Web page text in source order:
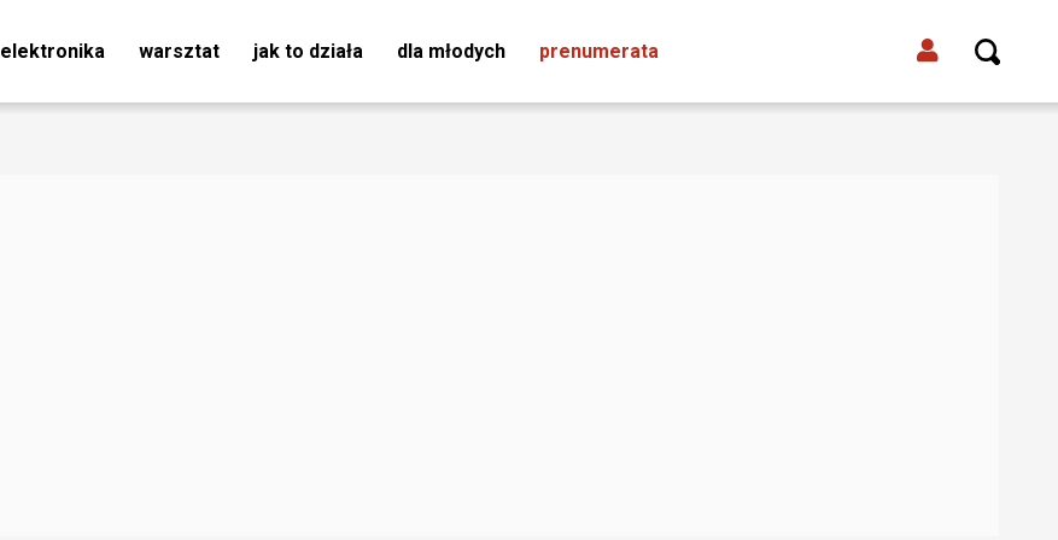
elektronika warsztat jak to działa dla młodych prenumerata